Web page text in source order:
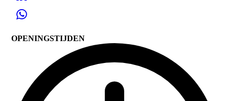
OPENINGSTIJDEN